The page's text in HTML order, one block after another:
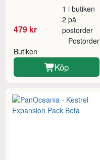
479 kr
1 i butiken
2 på
postorder
Butiken
Postorder
Köp